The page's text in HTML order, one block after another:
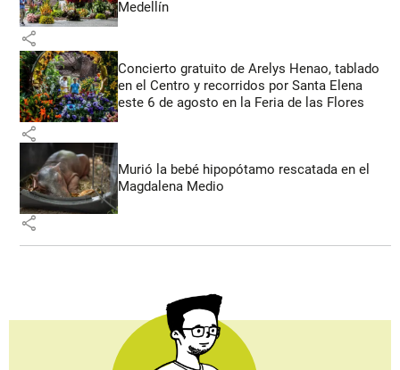
Medellín
share
Concierto gratuito de Arelys Henao, tablado
en el Centro y recorridos por Santa Elena
este 6 de agosto en la Feria de las Flores
share
Murió la bebé hipopótamo rescatada en el
Magdalena Medio
share